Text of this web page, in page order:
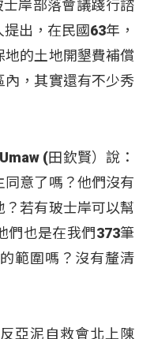
岸部落會議踐行諮
出，在民國63年，
的土地開墾費補償
內，其實還有不少秀
(田欽賢）說：
同意了嗎？他們沒有
若有玻士岸可以幫
們也是在我們373筆
範圍嗎？沒有釐清
亞泥自救會北上陳